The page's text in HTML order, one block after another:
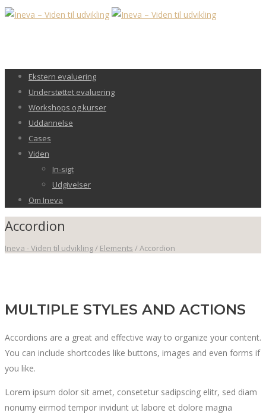
Ekstern evaluering
Understøttet evaluering
Workshops og kurser
Uddannelse
Cases
Viden
In-sigt
Udgivelser
Om Ineva
Accordion
Ineva - Viden til udvikling/ Elements /Accordion
MULTIPLE STYLES AND ACTIONS
Accordions are a great and effective way to organize your content.
You can include shortcodes like buttons, images and even forms if
you like.
Lorem ipsum dolor sit amet, consetetur sadipscing elitr, sed diam
nonumy eirmod tempor invidunt ut labore et dolore magna